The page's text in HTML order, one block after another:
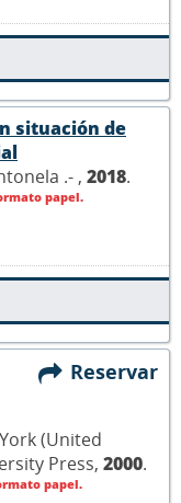
situación de
.- , 2018.
papel.
Reservar
(United
Press, 2000.
papel.